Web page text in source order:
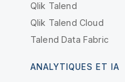
Qlik Talend
Qlik Talend Cloud
Talend Data Fabric
ANALYTIQUES ET IA